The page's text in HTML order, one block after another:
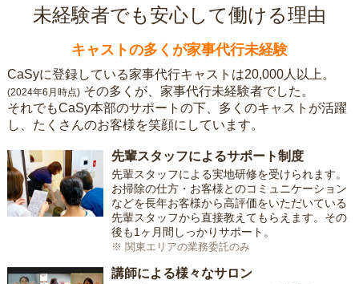
未経験者でも安心して働ける理由
キャストの多くが家事代行未経験
CaSyに登録している家事代行キャストは20,000人以上。
(2024年6月時点) その多くが、家事代行未経験者でした。
それでもCaSy本部のサポートの下、多くのキャストが活躍
し、たくさんのお客様を笑顔にしています。
先輩スタッフによるサポート制度
先輩スタッフによる実地研修を受けられます。
お掃除の仕方・お客様とのコミュニケーション
などを長年お客様から高評価をいただいている
先輩スタッフから直接教えてもらえます。その
後も1ヶ月間しっかりサポート。
※ 関東エリアの業務委託のみ
講師による様々なサロン